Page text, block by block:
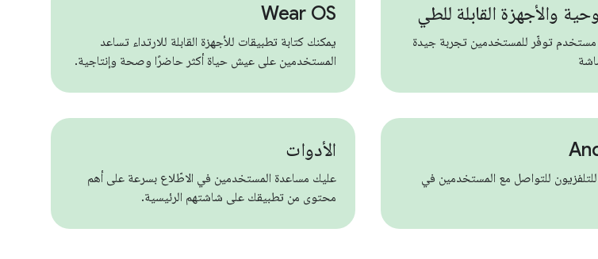
والأجهزة القابلة للطي
توفّر للمستخدمين تجربة جيدة
Wear OS
يمكنك كتابة تطبيقات للأجهزة القابلة للارتداء تساعد
المستخدمين على عيش حياة أكثر حاضرًا وصحة وإنتاجية.
للتواصل مع المستخدمين في
الأدوات
عليك مساعدة المستخدمين في الاطّلاع بسرعة على أهم
محتوى من تطبيقك على شاشتهم الرئيسية.